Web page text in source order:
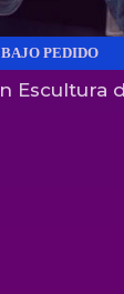
BAJO PEDIDO